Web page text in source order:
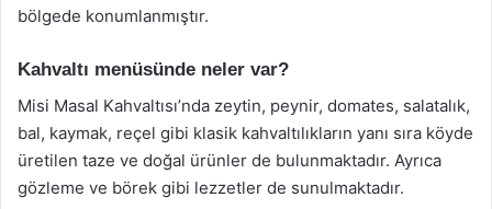
bölgede konumlanmıştır.
Kahvaltı menüsünde neler var?
Misi Masal Kahvaltısı’nda zeytin, peynir, domates, salatalık,
bal, kaymak, reçel gibi klasik kahvaltılıkların yanı sıra köyde
üretilen taze ve doğal ürünler de bulunmaktadır. Ayrıca
gözleme ve börek gibi lezzetler de sunulmaktadır.